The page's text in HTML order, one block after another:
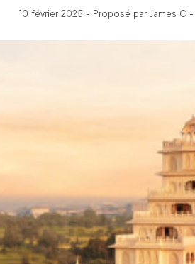
10 février 2025 - Proposé par James C